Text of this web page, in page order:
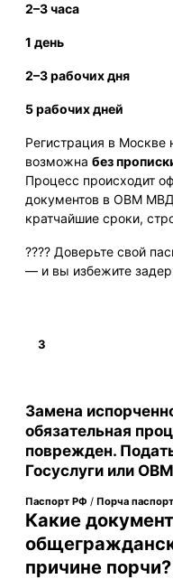
2–3 часа
1 день
2–3 рабочих дня
5 рабочих дней
Регистрация в Москве
возможна без
Процесс происходит
документов в ОВМ МВД
кратчайшие сроки,
???? Доверьте свой
— и вы избежите
3
Замена
обязательная
поврежден.
Госуслуги или
Паспорт РФ / Порча
Какие
причине порчи?